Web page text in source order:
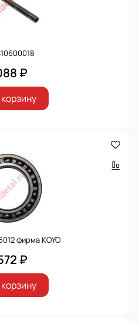
₽
фирма KOYO
₽